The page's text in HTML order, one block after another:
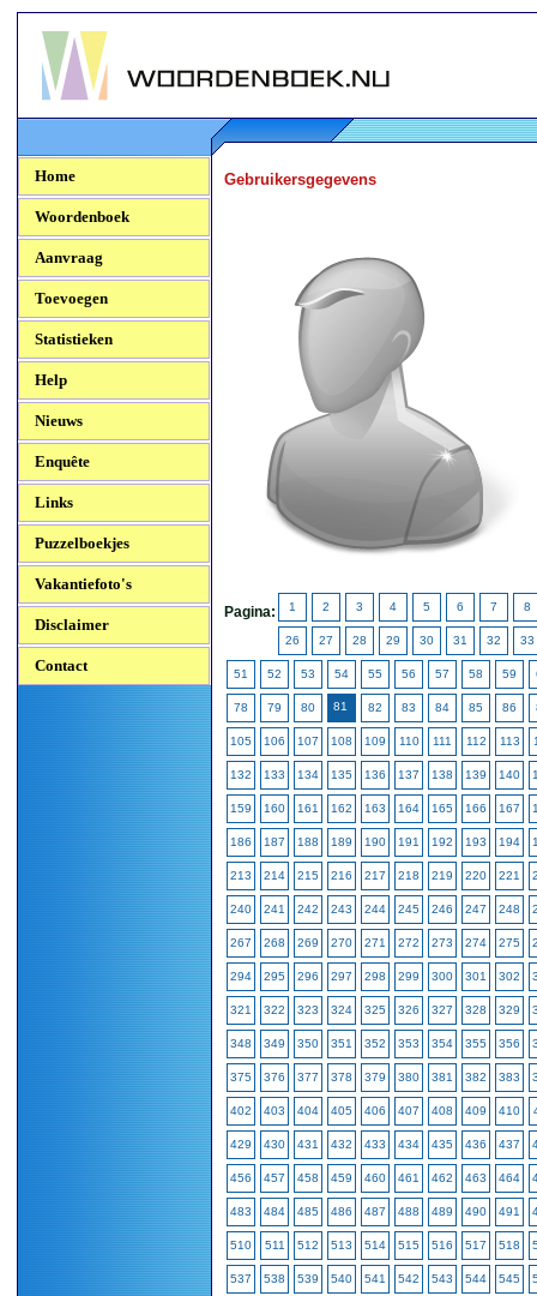
Woordenboek.NU
Home
Woordenboek
Aanvraag
Toevoegen
Statistieken
Help
Nieuws
Enquête
Links
Puzzelboekjes
Vakantiefoto's
Disclaimer
Contact
Gebruikersgegevens
Pagina: 1 2 3 4 5 6 7 8
26 27 28 29 30 31 32 33
51 52 53 54 55 56 57 58 59
78 79 80 81 82 83 84 85 86
105 106 107 108 109 110 111 112 113
132 133 134 135 136 137 138 139 140
159 160 161 162 163 164 165 166 167
186 187 188 189 190 191 192 193 194
213 214 215 216 217 218 219 220 221
240 241 242 243 244 245 246 247 248
267 268 269 270 271 272 273 274 275
294 295 296 297 298 299 300 301 302
321 322 323 324 325 326 327 328 329
348 349 350 351 352 353 354 355 356
375 376 377 378 379 380 381 382 383
402 403 404 405 406 407 408 409 410
429 430 431 432 433 434 435 436 437
456 457 458 459 460 461 462 463 464
483 484 485 486 487 488 489 490 491
510 511 512 513 514 515 516 517 518
537 538 539 540 541 542 543 544 545